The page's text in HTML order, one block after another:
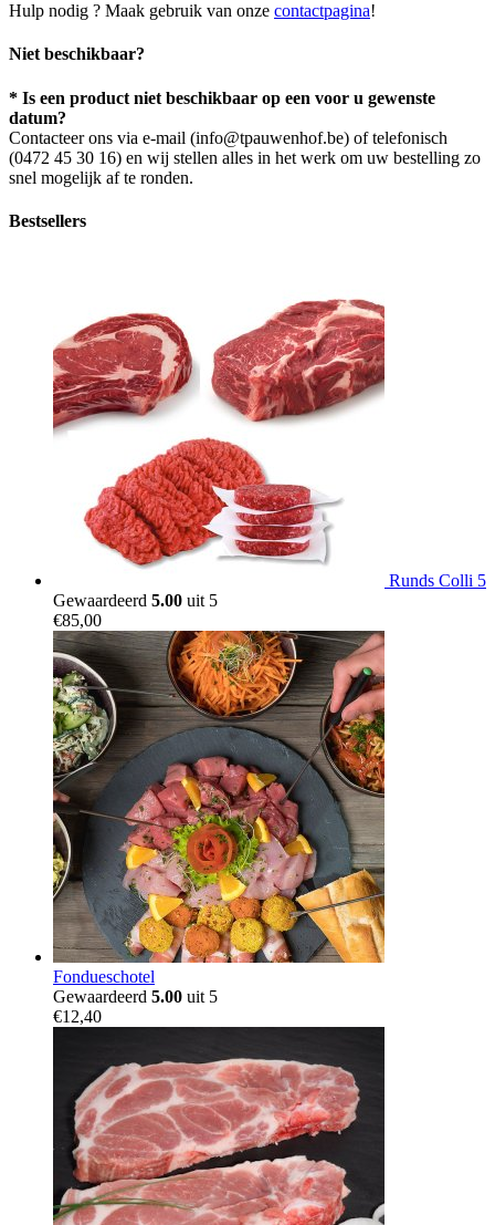
Hulp nodig ? Maak gebruik van onze contactpagina!
Niet beschikbaar?
* Is een product niet beschikbaar op een voor u gewenste
datum?
Contacteer ons via e-mail (info@tpauwenhof.be) of telefonisch
(0472 45 30 16) en wij stellen alles in het werk om uw bestelling zo
snel mogelijk af te ronden.
Bestsellers
Runds Colli 5
Gewaardeerd 5.00 uit 5
€85,00
Fondueschotel
Gewaardeerd 5.00 uit 5
€12,40